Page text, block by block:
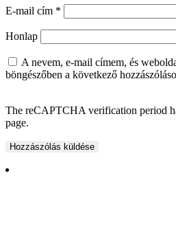
E-mail cím *
Honlap
A nevem, e-mail címem, és
böngészőben a következő
The reCAPTCHA verification period
page.